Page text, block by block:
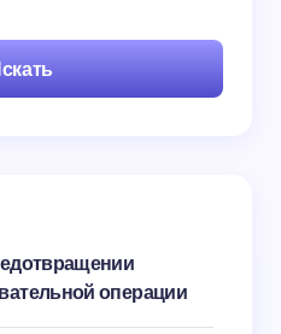
операции